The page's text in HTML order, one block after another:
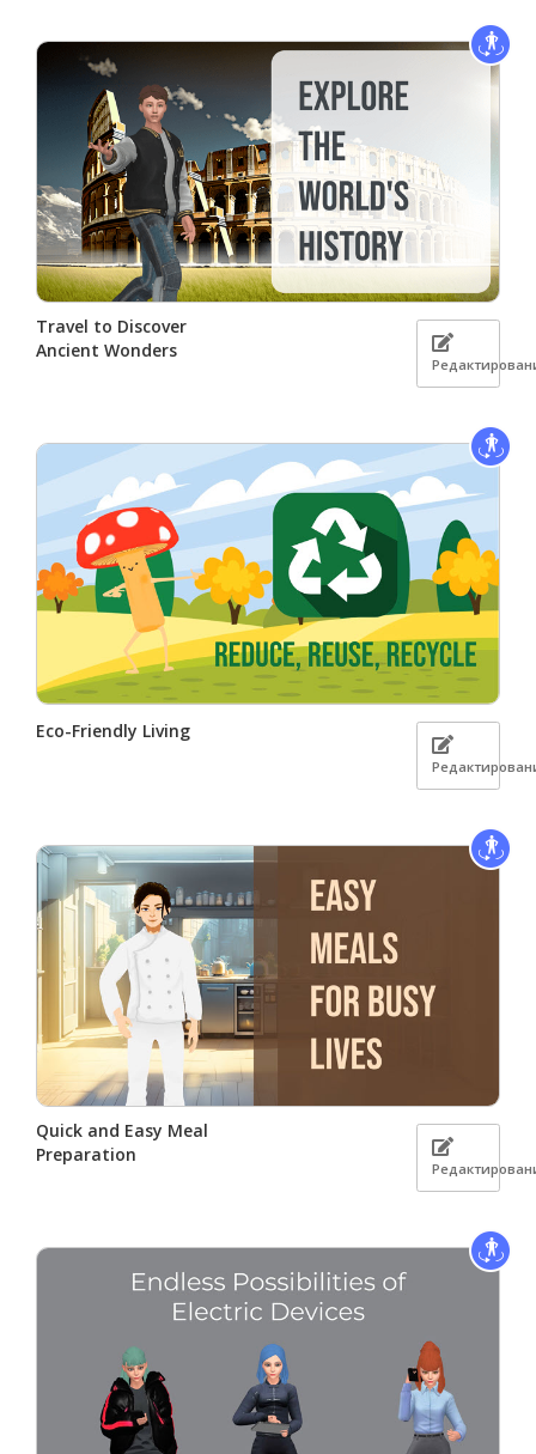
Travel to Discover
Ancient Wonders
Eco-Friendly Living
Quick and Easy Meal
Preparation